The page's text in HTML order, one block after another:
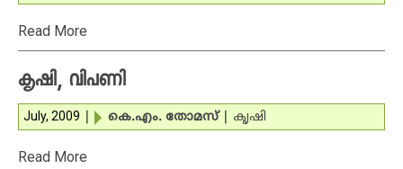
Read More
കൃഷി, വിപണി
July, 2009 കെ.എം. തോമസ്‌ കൃഷി
Read More